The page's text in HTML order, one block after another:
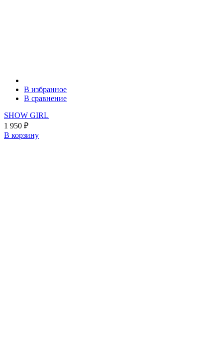
В избранное
В сравнение
SHOW GIRL
1 950 ₽
В корзину